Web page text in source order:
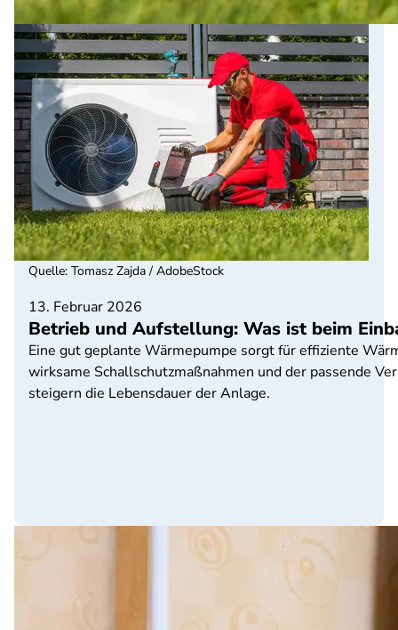
13. Februar 2026
Betrieb und Aufstellung: Was ist beim
Eine gut geplante Wärmepumpe sorgt für effiziente
wirksame Schallschutzmaßnahmen und der passende
steigern die Lebensdauer der Anlage.
Quelle: Tomasz Zajda / AdobeStock